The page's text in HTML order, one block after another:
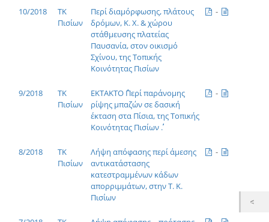
10/2018
ΤΚ
Πισίων
Περί διαμόρφωσης, πλάτους
δρόμων, Κ. Χ. & χώρου
στάθμευσης πλατείας
Παυσανία, στον οικισμό
Σχίνου, της Τοπικής
Κοινότητας Πισίων
-
9/2018
ΤΚ
Πισίων
ΕΚΤΑΚΤΟ ΄΄Περί παράνομης
ρίψης μπαζών σε δασική
έκταση στα Πίσια, της Τοπικής
Κοινότητας Πισίων ΄΄.
-
8/2018
ΤΚ
Πισίων
Λήψη απόφασης περί άμεσης
αντικατάστασης
κατεστραμμένων κάδων
απορριμμάτων, στην Τ. Κ.
Πισίων
-